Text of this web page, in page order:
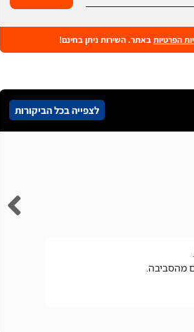
הפרטיותבאתר. השירות ניתן בחינם!
לצפייה בכל הביקורות
מהסביבה.